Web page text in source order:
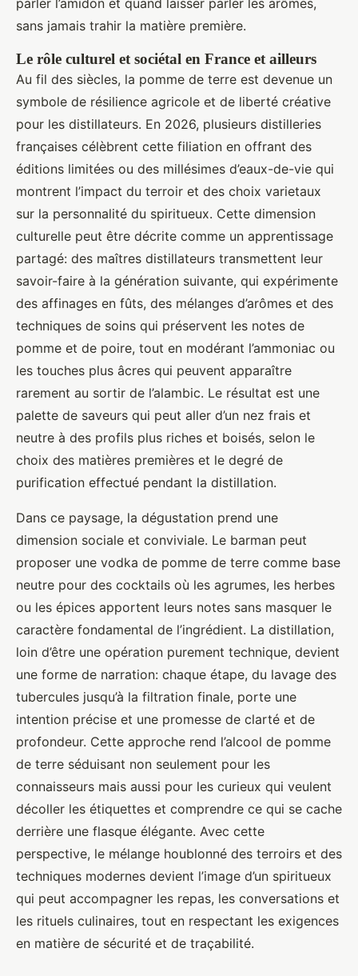
sans jamais trahir la matière première.
Le rôle culturel et sociétal en France et ailleurs
Au fil des siècles, la pomme de terre est devenue un
symbole de résilience agricole et de liberté créative
pour les distillateurs. En 2026, plusieurs distilleries
françaises célèbrent cette filiation en offrant des
éditions limitées ou des millésimes d’eaux-de-vie qui
montrent l’impact du terroir et des choix varietaux
sur la personnalité du spiritueux. Cette dimension
culturelle peut être décrite comme un apprentissage
partagé: des maîtres distillateurs transmettent leur
savoir-faire à la génération suivante, qui expérimente
des affinages en fûts, des mélanges d’arômes et des
techniques de soins qui préservent les notes de
pomme et de poire, tout en modérant l’ammoniac ou
les touches plus âcres qui peuvent apparaître
rarement au sortir de l’alambic. Le résultat est une
palette de saveurs qui peut aller d’un nez frais et
neutre à des profils plus riches et boisés, selon le
choix des matières premières et le degré de
purification effectué pendant la distillation.
Dans ce paysage, la dégustation prend une
dimension sociale et conviviale. Le barman peut
proposer une vodka de pomme de terre comme base
neutre pour des cocktails où les agrumes, les herbes
ou les épices apportent leurs notes sans masquer le
caractère fondamental de l’ingrédient. La distillation,
loin d’être une opération purement technique, devient
une forme de narration: chaque étape, du lavage des
tubercules jusqu’à la filtration finale, porte une
intention précise et une promesse de clarté et de
profondeur. Cette approche rend l’alcool de pomme
de terre séduisant non seulement pour les
connaisseurs mais aussi pour les curieux qui veulent
décoller les étiquettes et comprendre ce qui se cache
derrière une flasque élégante. Avec cette
perspective, le mélange houblonné des terroirs et des
techniques modernes devient l’image d’un spiritueux
qui peut accompagner les repas, les conversations et
les rituels culinaires, tout en respectant les exigences
en matière de sécurité et de traçabilité.